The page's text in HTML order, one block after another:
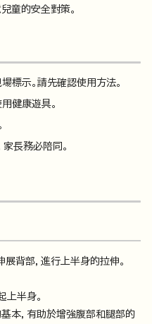
童的安全對策。
標示。請先確認使用方法。
健康遊具。
長務必陪同。
背部，進行上半身的拉伸。
上半身。
本，有助於增強腹部和腿部的